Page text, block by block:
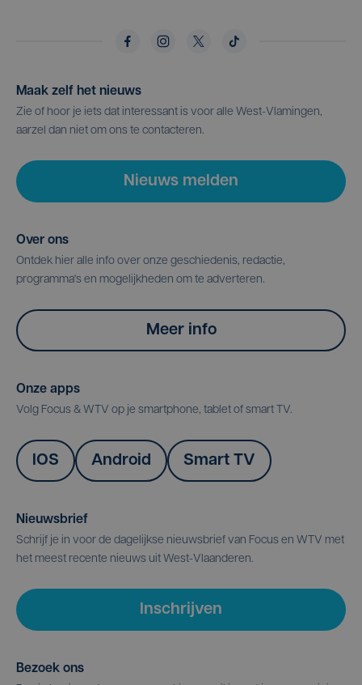
Maak zelf het nieuws
Zie of hoor je iets dat interessant is voor alle West-Vlamingen,
aarzel dan niet om ons te contacteren.
Nieuws melden
Over ons
Ontdek hier alle info over onze geschiedenis, redactie,
programma's en mogelijkheden om te adverteren.
Meer info
Onze apps
Volg Focus & WTV op je smartphone, tablet of smart TV.
IOS Android Smart TV
Nieuwsbrief
Schrijf je in voor de dagelijkse nieuwsbrief van Focus en WTV met
het meest recente nieuws uit West-Vlaanderen.
Inschrijven
Bezoek ons